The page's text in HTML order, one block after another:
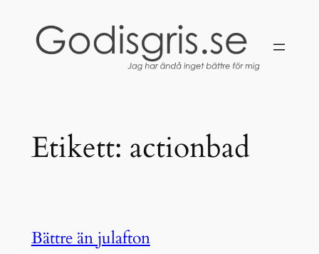
innehåll
Etikett: actionbad
Bättre än julafton